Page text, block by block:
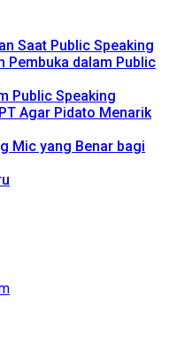
Saat Public Speaking
Pembuka dalam Public
Public Speaking
Agar Pidato Menarik
Mic yang Benar bagi